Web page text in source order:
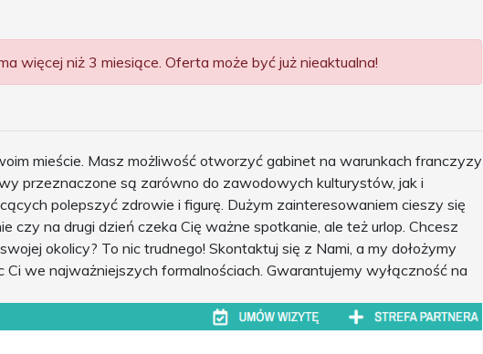
więcej niż 3 miesiące. Oferta może być już nieaktualna!
mieście. Masz możliwość otworzyć gabinet na warunkach franczyzy
przeznaczone są zarówno do zawodowych kulturystów, jak i
polepszyć zdrowie i figurę. Dużym zainteresowaniem cieszy się
czy na drugi dzień czeka Cię ważne spotkanie, ale też urlop. Chcesz
okolicy? To nic trudnego! Skontaktuj się z Nami, a my dołożymy
Ci we najważniejszych formalnościach. Gwarantujemy wyłączność na